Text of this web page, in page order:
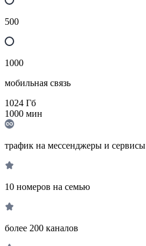
500
1000
мобильная связь
1024 Гб
1000 мин
трафик на мессенджеры и сервисы
10 номеров на семью
более 200 каналов